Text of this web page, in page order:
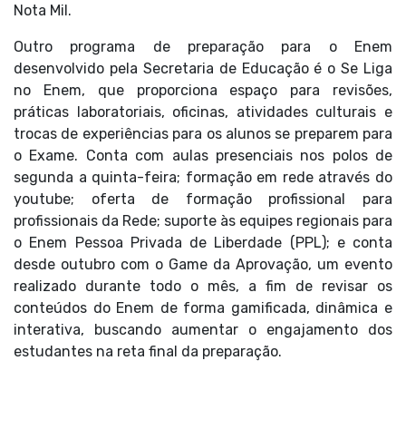
Nota Mil.
Outro programa de preparação para o Enem
desenvolvido pela Secretaria de Educação é o Se Liga
no Enem, que proporciona espaço para revisões,
práticas laboratoriais, oficinas, atividades culturais e
trocas de experiências para os alunos se preparem para
o Exame. Conta com aulas presenciais nos polos de
segunda a quinta-feira; formação em rede através do
youtube; oferta de formação profissional para
profissionais da Rede; suporte às equipes regionais para
o Enem Pessoa Privada de Liberdade (PPL); e conta
desde outubro com o Game da Aprovação, um evento
realizado durante todo o mês, a fim de revisar os
conteúdos do Enem de forma gamificada, dinâmica e
interativa, buscando aumentar o engajamento dos
estudantes na reta final da preparação.